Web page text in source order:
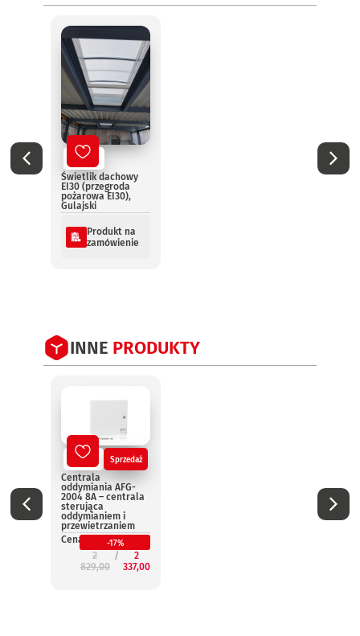
Nowy
Świetlik dachowy
EI30 (przegroda
pożarowa EI30),
Gulajski
Produkt na
zamówienie
INNE PRODUKTY
Nowy Sprzedaż
Centrala
oddymiania AFG-
2004 8A – centrala
sterująca
oddymianiem i
przewietrzaniem
Cena:
-17%
2
829,00
2
337,00